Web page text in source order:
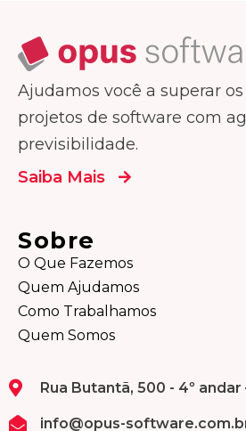
Ajudamos você a superar
projetos de software com
previsibilidade.
Saiba Mais
Sobre
O Que Fazemos
Quem Ajudamos
Como Trabalhamos
Quem Somos
Rua Butantã, 500 - 4º andar
info@opus-